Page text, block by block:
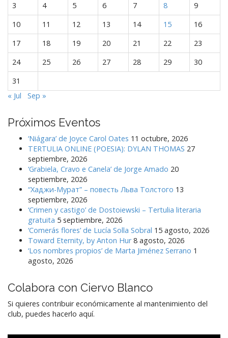
a
d
a
s
3
4 5 6 7 8
9
10
11 12 13 14 15
16
17
18 19 20 21 22
23
24
25 26 27 28 29
30
31
« Jul
Sep »
Próximos Eventos
‘Niágara’ de Joyce Carol Oates 11 octubre, 2026
TERTULIA ONLINE (POESIA): DYLAN THOMAS 27
septiembre, 2026
‘Grabiela, Cravo e Canela’ de Jorge Amado 20
septiembre, 2026
“Хаджи-Мурат” – повесть Льва Толстого 13
septiembre, 2026
‘Crimen y castigo’ de Dostoiewski – Tertulia literaria
gratuita 5 septiembre, 2026
‘Comerás flores’ de Lucía Solla Sobral 15 agosto, 2026
Toward Eternity, by Anton Hur 8 agosto, 2026
‘Los nombres propios’ de Marta Jiménez Serrano 1
agosto, 2026
Colabora con Ciervo Blanco
Si quieres contribuir económicamente al mantenimiento del
club, puedes hacerlo aquí.